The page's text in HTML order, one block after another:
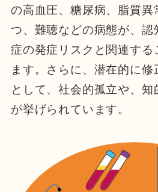
の高血圧、糖尿病、脂質異
つ、難聴などの病態が、認
症の発症リスクと関連する
ます。さらに、潜在的に
として、社会的孤立や、
が挙げられています。